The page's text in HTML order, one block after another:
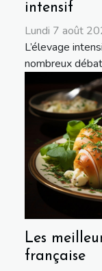
intensif
Lundi 7 août
L’élevage
nombreux
Les
française